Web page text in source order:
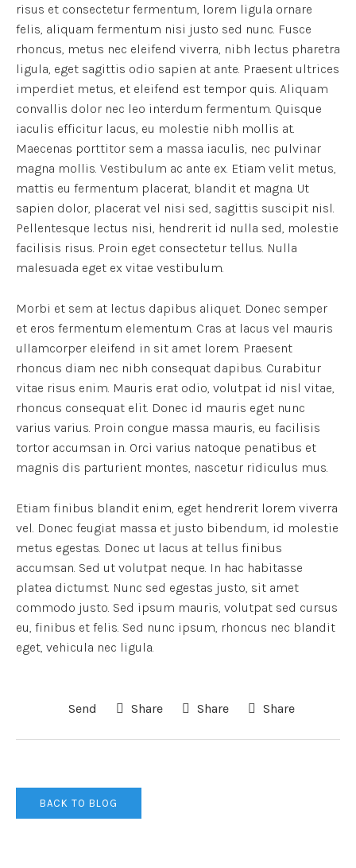
risus et consectetur fermentum, lorem ligula ornare
felis, aliquam fermentum nisi justo sed nunc. Fusce
rhoncus, metus nec eleifend viverra, nibh lectus pharetra
ligula, eget sagittis odio sapien at ante. Praesent ultrices
imperdiet metus, et eleifend est tempor quis. Aliquam
convallis dolor nec leo interdum fermentum. Quisque
iaculis efficitur lacus, eu molestie nibh mollis at.
Maecenas porttitor sem a massa iaculis, nec pulvinar
magna mollis. Vestibulum ac ante ex. Etiam velit metus,
mattis eu fermentum placerat, blandit et magna. Ut
sapien dolor, placerat vel nisi sed, sagittis suscipit nisl.
Pellentesque lectus nisi, hendrerit id nulla sed, molestie
facilisis risus. Proin eget consectetur tellus. Nulla
malesuada eget ex vitae vestibulum.
Morbi et sem at lectus dapibus aliquet. Donec semper
et eros fermentum elementum. Cras at lacus vel mauris
ullamcorper eleifend in sit amet lorem. Praesent
rhoncus diam nec nibh consequat dapibus. Curabitur
vitae risus enim. Mauris erat odio, volutpat id nisl vitae,
rhoncus consequat elit. Donec id mauris eget nunc
varius varius. Proin congue massa mauris, eu facilisis
tortor accumsan in. Orci varius natoque penatibus et
magnis dis parturient montes, nascetur ridiculus mus.
Etiam finibus blandit enim, eget hendrerit lorem viverra
vel. Donec feugiat massa et justo bibendum, id molestie
metus egestas. Donec ut lacus at tellus finibus
accumsan. Sed ut volutpat neque. In hac habitasse
platea dictumst. Nunc sed egestas justo, sit amet
commodo justo. Sed ipsum mauris, volutpat sed cursus
eu, finibus et felis. Sed nunc ipsum, rhoncus nec blandit
eget, vehicula nec ligula.
Send Share Share Share
BACK TO BLOG